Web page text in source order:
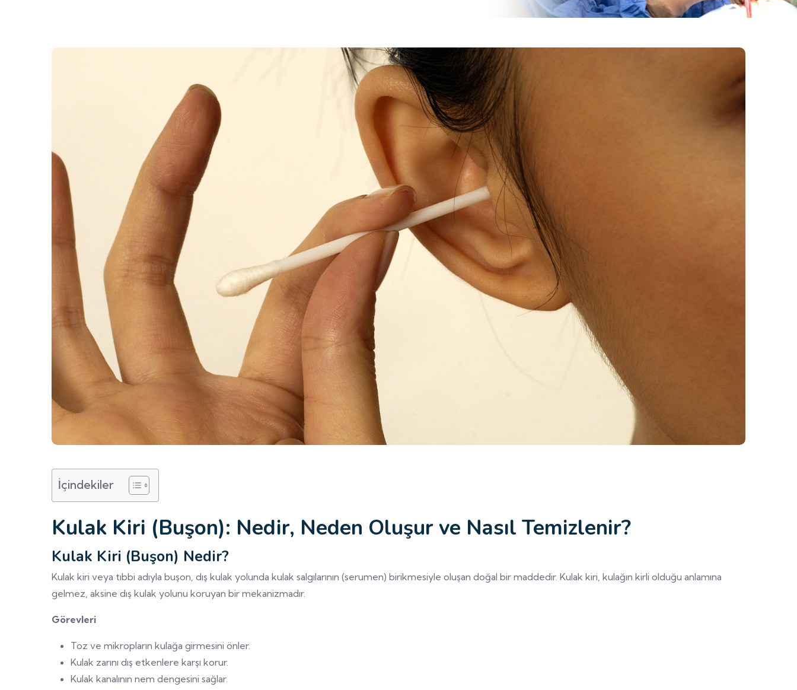
İçindekiler
Kulak Kiri (Buşon): Nedir, Neden Oluşur ve Nasıl Temizlenir?
Kulak Kiri (Buşon) Nedir?
Kulak kiri veya tıbbi adıyla buşon, dış kulak yolunda kulak salgılarının (serumen) birikmesiyle oluşan doğal bir maddedir. Kulak kiri, kulağın kirli olduğu anlamına
gelmez, aksine dış kulak yolunu koruyan bir mekanizmadır.
Görevleri
Toz ve mikropların kulağa girmesini önler.
Kulak zarını dış etkenlere karşı korur.
Kulak kanalının nem dengesini sağlar.